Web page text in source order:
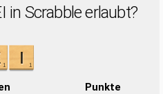
in Scrabble erlaubt?
Punkte